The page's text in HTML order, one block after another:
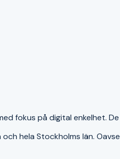
fokus på digital enkelhet.
och hela Stockholms län.